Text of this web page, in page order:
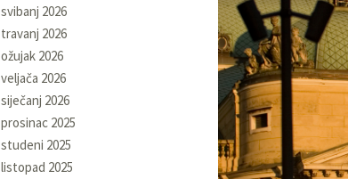
svibanj 2026
travanj 2026
ožujak 2026
veljača 2026
siječanj 2026
prosinac 2025
studeni 2025
listopad 2025